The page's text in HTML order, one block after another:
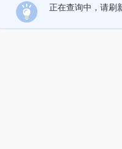
正在查询中，请刷